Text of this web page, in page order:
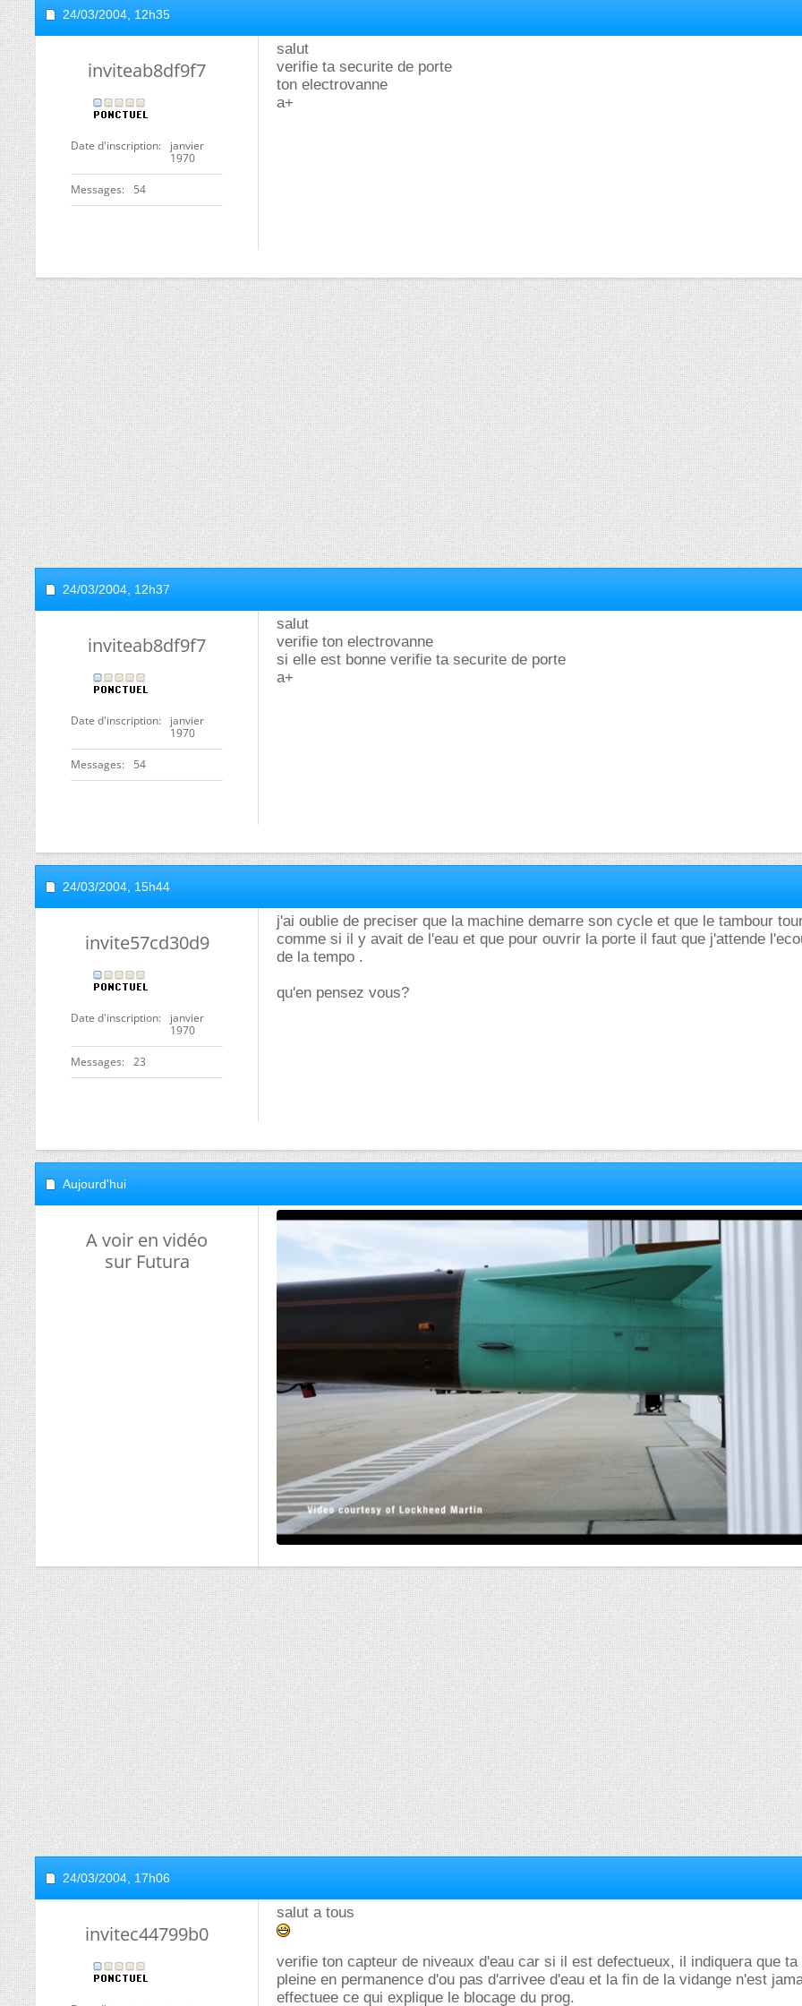
24/03/2004, 12h35
inviteab8df9f7
Date d'inscription
janvier
1970
Messages 54
salut
verifie ta securite de porte
ton electrovanne
a+
24/03/2004, 12h37
inviteab8df9f7
Date d'inscription
janvier
1970
Messages 54
salut
verifie ton electrovanne
si elle est bonne verifie ta securite de porte
a+
24/03/2004, 15h44
invite57cd30d9
Date d'inscription
janvier
1970
Messages 23
j'ai oublie de preciser que la machine demarre son cycle et que le tambour
comme si il y avait de l'eau et que pour ouvrir la porte il faut que j'attende
de la tempo .
qu'en pensez vous?
Aujourd'hui
A voir en vidéo
sur Futura
24/03/2004, 17h06
invitec44799b0
salut a tous
verifie ton capteur de niveaux d'eau car si il est defectueux, il indiquera que ta
pleine en permanence d'ou pas d'arrivee d'eau et la fin de la vidange n'est
effectuee ce qui explique le blocage du prog.